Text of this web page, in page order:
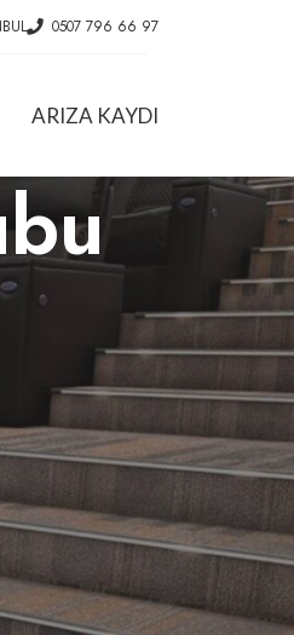
0507 796 66 97
ARIZA KAYDI